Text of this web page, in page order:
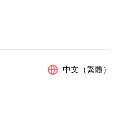
中文（繁體）